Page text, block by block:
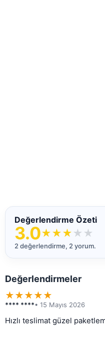
Değerlendirme Özeti
3.0★★★ ★ ★
2 değerlendirme, 2 yorum.
Değerlendirmeler
★★★★★
**** ****• 15 Mayıs 2026
Hızlı teslimat güzel